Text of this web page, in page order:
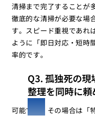
清掃まで完了することが
徹底的な清掃が必要な場
す。スピード重視であれ
ように「即日対応・短時
率的です。
Q3. 孤独死の
整理を同時に頼
可能です。その場合は「